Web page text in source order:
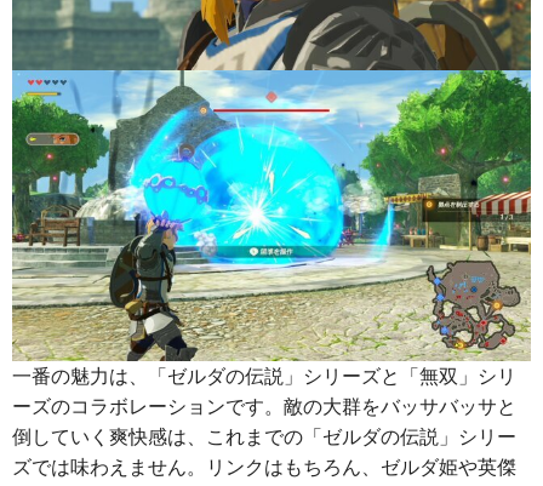
一番の魅力は、「ゼルダの伝説」シリーズと「無双」シリ
ーズのコラボレーションです。敵の大群をバッサバッサと
倒していく爽快感は、これまでの「ゼルダの伝説」シリー
ズでは味わえません。リンクはもちろん、ゼルダ姫や英傑